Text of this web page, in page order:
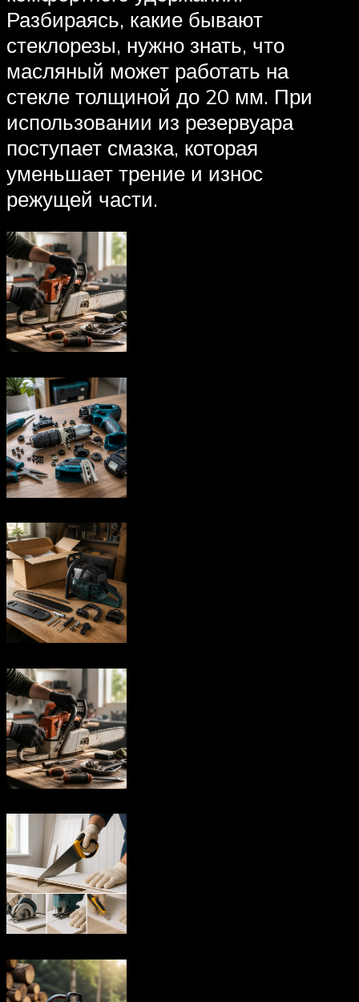
Разбираясь, какие бывают
стеклорезы, нужно знать, что
масляный может работать на
стекле толщиной до 20 мм. При
использовании из резервуара
поступает смазка, которая
уменьшает трение и износ
режущей части.